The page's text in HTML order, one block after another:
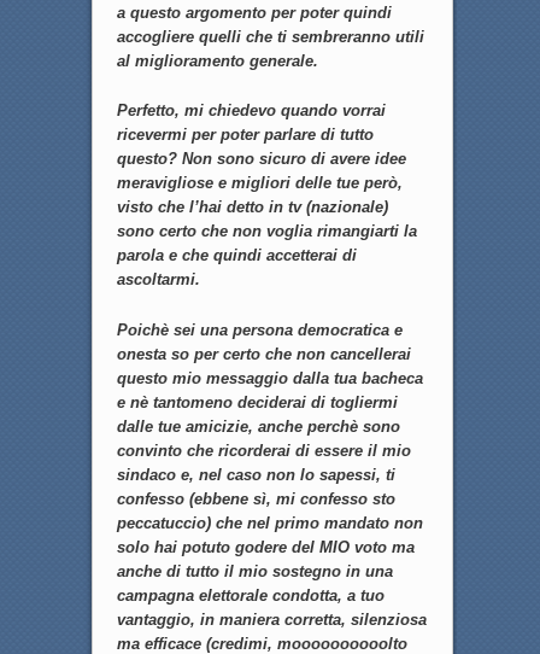
a questo argomento per poter quindi
accogliere quelli che ti sembreranno utili
al miglioramento generale.
Perfetto, mi chiedevo quando vorrai
ricevermi per poter parlare di tutto
questo? Non sono sicuro di avere idee
meravigliose e migliori delle tue però,
visto che l’hai detto in tv (nazionale)
sono certo che non voglia rimangiarti la
parola e che quindi accetterai di
ascoltarmi.
Poichè sei una persona democratica e
onesta so per certo che non cancellerai
questo mio messaggio dalla tua bacheca
e nè tantomeno deciderai di togliermi
dalle tue amicizie, anche perchè sono
convinto che ricorderai di essere il mio
sindaco e, nel caso non lo sapessi, ti
confesso (ebbene sì, mi confesso sto
peccatuccio) che nel primo mandato non
solo hai potuto godere del MIO voto ma
anche di tutto il mio sostegno in una
campagna elettorale condotta, a tuo
vantaggio, in maniera corretta, silenziosa
ma efficace (credimi, moooooooooolto